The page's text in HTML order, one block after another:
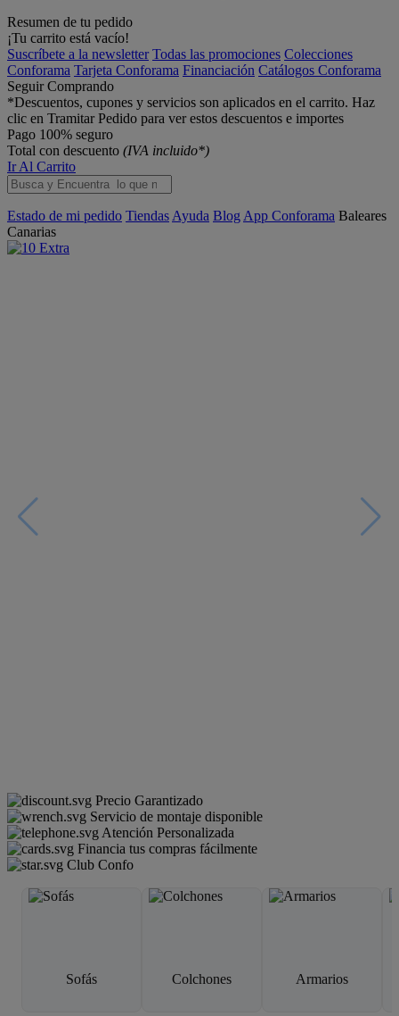
Resumen de tu pedido
¡Tu carrito está vacío!
Suscríbete a la newsletter Todas las promociones Colecciones
Conforama Tarjeta Conforama Financiación Catálogos Conforama
Seguir Comprando
*Descuentos, cupones y servicios son aplicados en el carrito. Haz
clic en Tramitar Pedido para ver estos descuentos e importes
Pago 100% seguro
Total con descuento (IVA incluido*)
Ir Al Carrito
Estado de mi pedido Tiendas Ayuda Blog App Conforama Baleares
Canarias
Precio Garantizado
Servicio de montaje disponible
Atención Personalizada
Financia tus compras fácilmente
Club Confo
Sofás Colchones Armarios